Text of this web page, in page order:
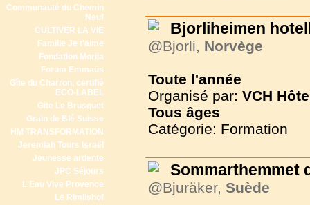
Communauté du Chemin
Neuf
CULTIVER LA VIE
Famille Je t'aime
Fondation Morija
Forum Emmaüs
Gîte du Charron, certifié
ECO-LABEL
Gite Le Brusquet
Grain de Blé Suisse
HM TRANSFORMATION
Jeremiah Tours Israël
Jeunesse ardente
JPC Séjours
L'Eau Vive Provence
Le Rimlishof
Bjorliheimen
@Bjorli, Norvège
Toute l'année
Organisé par: VCH
Tous âges
Catégorie: Formation
Sommarthemmet
@Bjuräker, Suède